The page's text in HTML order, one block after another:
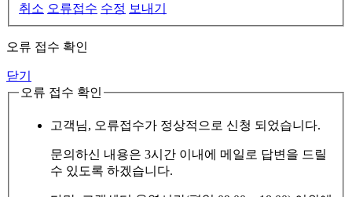
취소 오류접수 수정 보내기
오류 접수 확인
닫기
오류 접수 확인
고객님, 오류접수가 정상적으로 신청 되었습니다.
문의하신 내용은 3시간 이내에 메일로 답변을 드릴
수 있도록 하겠습니다.